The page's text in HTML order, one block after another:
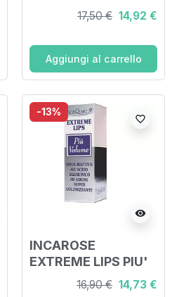
17,50 € 14,92 €
Aggiungi al carrello
-13%
visibility
favorite_border
INCAROSE
EXTREME LIPS PIU'
VOLUME
16,90 € 14,73 €